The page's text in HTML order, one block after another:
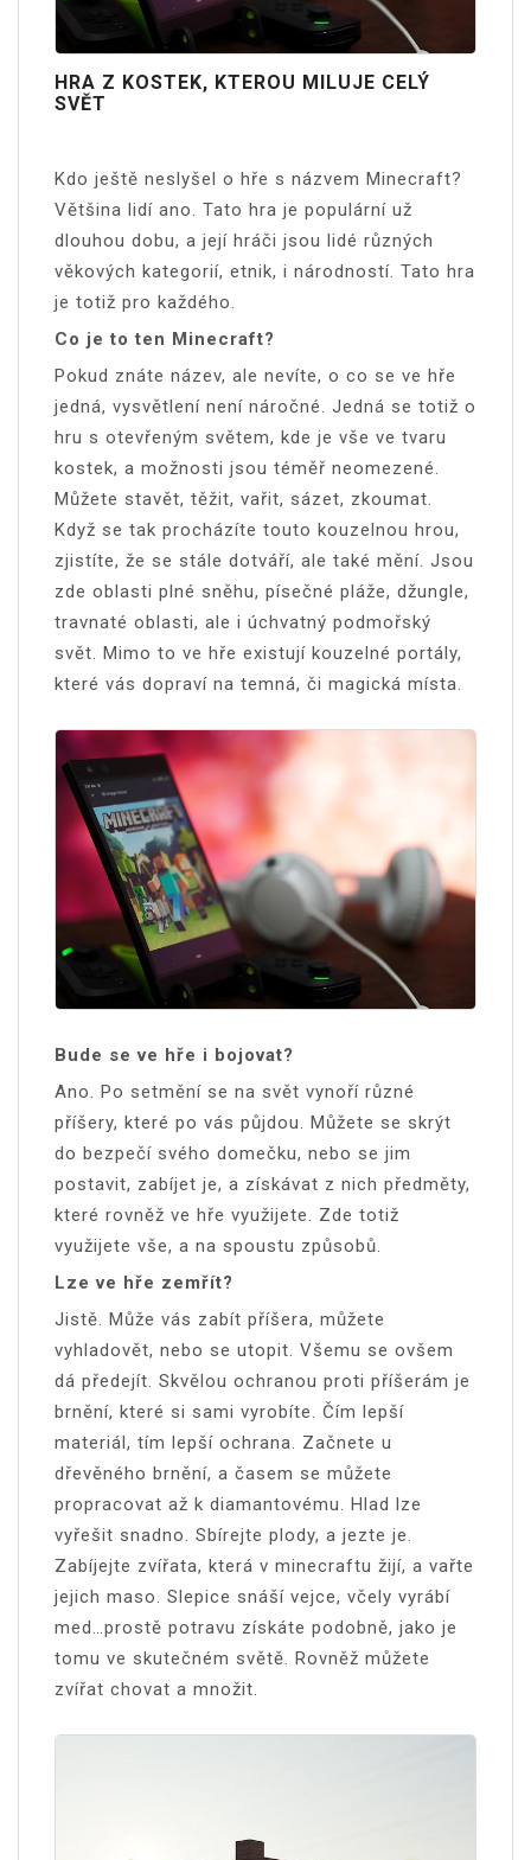
HRA Z KOSTEK, KTEROU MILUJE CELÝ
SVĚT
Kdo ještě neslyšel o hře s názvem Minecraft?
Většina lidí ano. Tato hra je populární už
dlouhou dobu, a její hráči jsou lidé různých
věkových kategorií, etnik, i národností. Tato hra
je totiž pro každého.
Co je to ten Minecraft?
Pokud znáte název, ale nevíte, o co se ve hře
jedná, vysvětlení není náročné. Jedná se totiž o
hru s otevřeným světem, kde je vše ve tvaru
kostek, a možnosti jsou téměř neomezené.
Můžete stavět, těžit, vařit, sázet, zkoumat.
Když se tak procházíte touto kouzelnou hrou,
zjistíte, že se stále dotváří, ale také mění. Jsou
zde oblasti plné sněhu, písečné pláže, džungle,
travnaté oblasti, ale i úchvatný podmořský
svět. Mimo to ve hře existují kouzelné portály,
které vás dopraví na temná, či magická místa.
Bude se ve hře i bojovat?
Ano. Po setmění se na svět vynoří různé
příšery, které po vás půjdou. Můžete se skrýt
do bezpečí svého domečku, nebo se jim
postavit, zabíjet je, a získávat z nich předměty,
které rovněž ve hře využijete. Zde totiž
využijete vše, a na spoustu způsobů.
Lze ve hře zemřít?
Jistě. Může vás zabít příšera, můžete
vyhladovět, nebo se utopit. Všemu se ovšem
dá předejít. Skvělou ochranou proti příšerám je
brnění, které si sami vyrobíte. Čím lepší
materiál, tím lepší ochrana. Začnete u
dřevěného brnění, a časem se můžete
propracovat až k diamantovému. Hlad lze
vyřešit snadno. Sbírejte plody, a jezte je.
Zabíjejte zvířata, která v minecraftu žijí, a vařte
jejich maso. Slepice snáší vejce, včely vyrábí
med…prostě potravu získáte podobně, jako je
tomu ve skutečném světě. Rovněž můžete
zvířat chovat a množit.